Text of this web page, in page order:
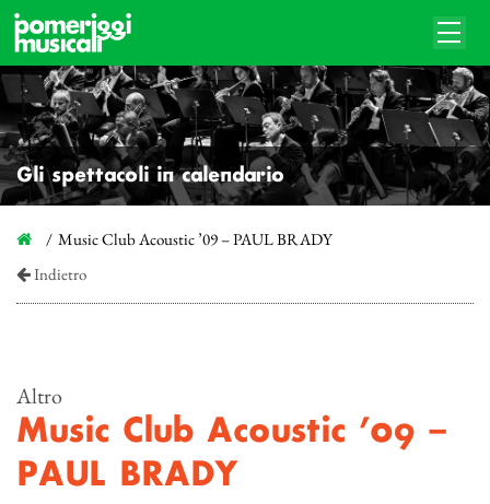
Gli spettacoli in calendario
Music Club Acoustic ’09 – PAUL BRADY
Indietro
Altro
Music Club Acoustic ’09 –
PAUL BRADY